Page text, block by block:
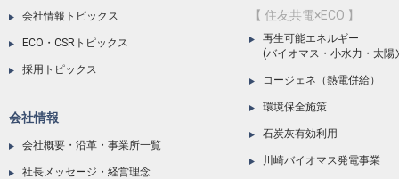
会社情報トピックス
ECO・CSRトピックス
採用トピックス
会社情報
会社概要・沿革・事業所一覧
社長メッセージ・経営理念
【 住友共電×ECO 】
再生可能エネルギー
(バイオマス・小水力・太陽
コージェネ（熱電併給）
環境保全施策
石炭灰有効利用
川崎バイオマス発電事業